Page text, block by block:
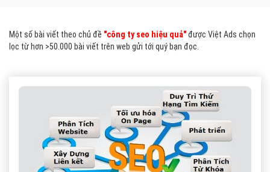
Một số bài viết theo chủ đề "công ty seo hiệu quả"được Việt Ads chọn
lọc từ hơn >50.000 bài viết trên web gửi tới quý bạn đọc.